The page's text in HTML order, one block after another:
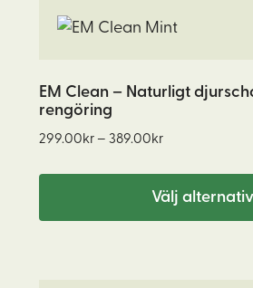
EM Clean – Naturligt
rengöring
299.00kr – 389.00krPrisintervall:
389.00kr
Välj alternativ
här
har
flera
varianter.
alternativen